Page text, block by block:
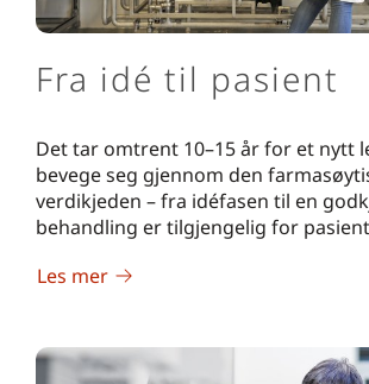
Fra idé til pasient
Det tar omtrent 10–15 år for et nytt
bevege seg gjennom den
verdikjeden – fra idéfasen til en
behandling er tilgjengelig for
Les mer